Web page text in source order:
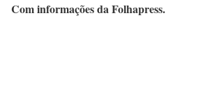
Com informações da Folhapress.